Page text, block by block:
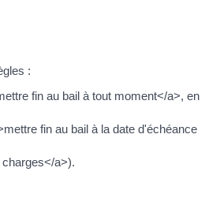
:
fin au bail à tout moment</a>, en
fin au bail à la date d'échéance
a>).